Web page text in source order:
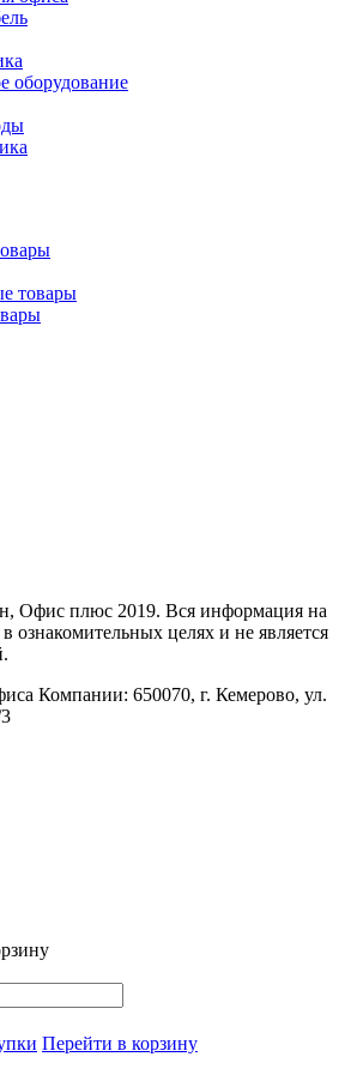
оборудование
товары
Офис плюс 2019. Вся информация на
ознакомительных целях и не является
Компании: 650070, г. Кемерово, ул.
Перейти в корзину